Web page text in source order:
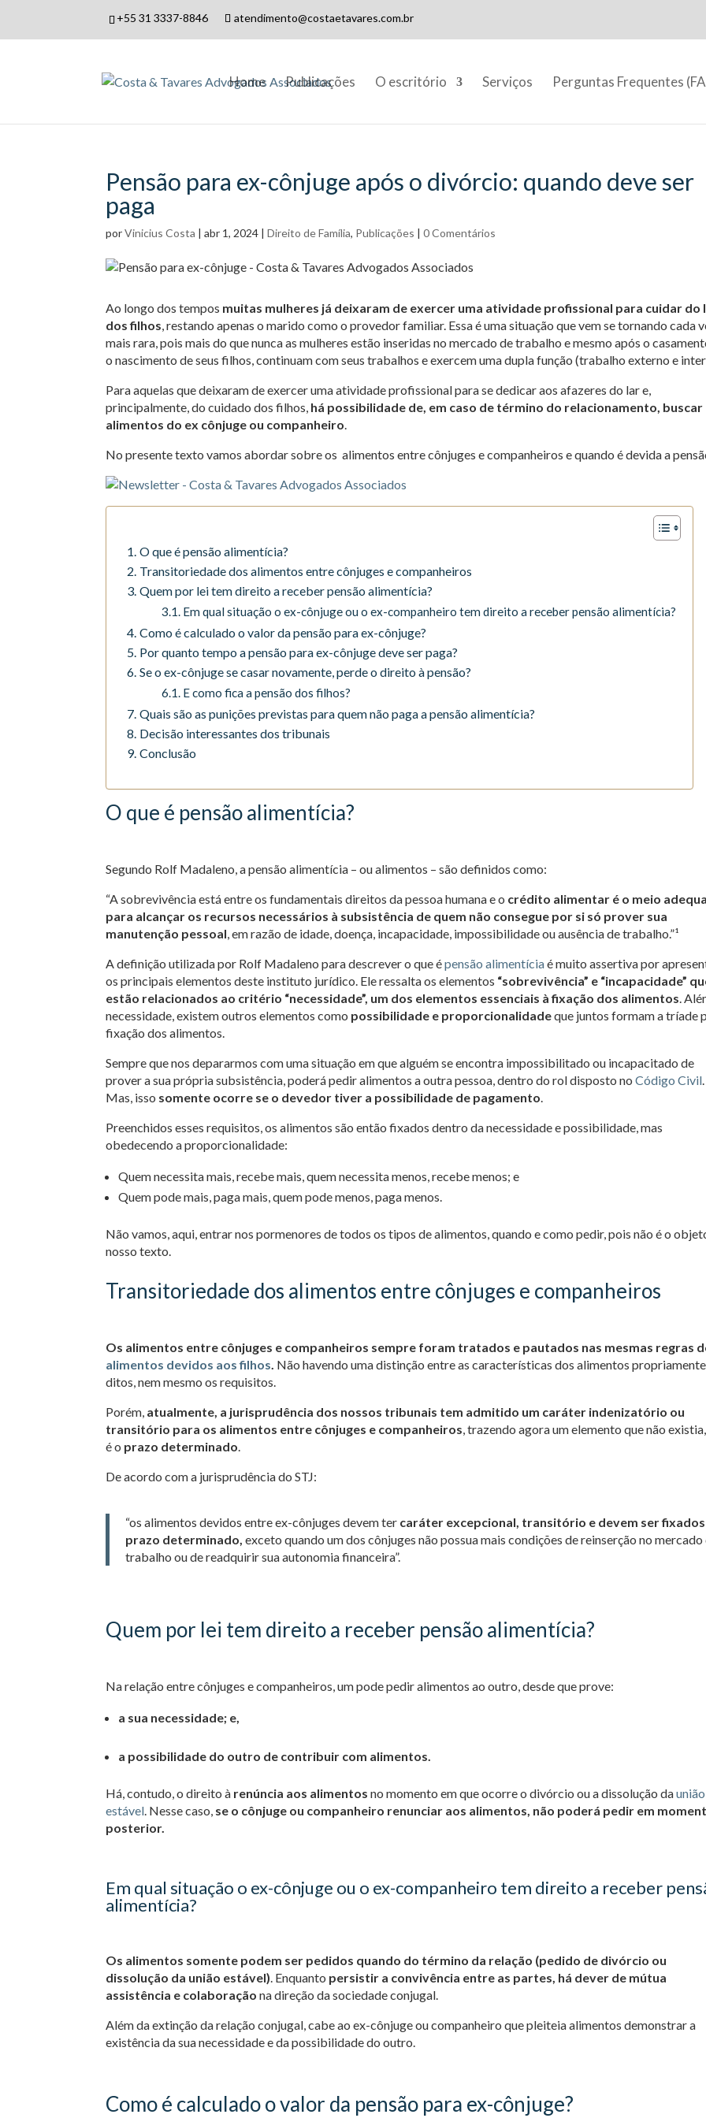
+55 31 3337-8846 atendimento@costaetavares.com.br
Home Publicações O escritório Serviços Perguntas Frequentes
Pensão para ex-cônjuge após o divórcio: quando deve ser
paga
porVinicius Costa |abr 1, 2024 |Direito de Família, Publicações |0 Comentários
Ao longo dos tempos muitas mulheres já deixaram de exercer uma atividade profissional para cuidar do
dos filhos, restando apenas o marido como o provedor familiar. Essa é uma situação que vem se tornando cada
mais rara, pois mais do que nunca as mulheres estão inseridas no mercado de trabalho e mesmo após o
o nascimento de seus filhos, continuam com seus trabalhos e exercem uma dupla função (trabalho externo e
Para aquelas que deixaram de exercer uma atividade profissional para se dedicar aos afazeres do lar e,
principalmente, do cuidado dos filhos, há possibilidade de, em caso de término do relacionamento, buscar
alimentos do ex cônjuge ou companheiro.
No presente texto vamos abordar sobre os alimentos entre cônjuges e companheiros e quando é devida a
O que é pensão alimentícia?
Transitoriedade dos alimentos entre cônjuges e companheiros
Quem por lei tem direito a receber pensão alimentícia?
Em qual situação o ex-cônjuge ou o ex-companheiro tem direito a receber pensão alimentícia?
Como é calculado o valor da pensão para ex-cônjuge?
Por quanto tempo a pensão para ex-cônjuge deve ser paga?
Se o ex-cônjuge se casar novamente, perde o direito à pensão?
E como fica a pensão dos filhos?
Quais são as punições previstas para quem não paga a pensão alimentícia?
Decisão interessantes dos tribunais
Conclusão
O que é pensão alimentícia?
Segundo Rolf Madaleno, a pensão alimentícia – ou alimentos – são definidos como:
“A sobrevivência está entre os fundamentais direitos da pessoa humana e o crédito alimentar é o meio
para alcançar os recursos necessários à subsistência de quem não consegue por si só prover sua
manutenção pessoal, em razão de idade, doença, incapacidade, impossibilidade ou ausência de trabalho.”¹
A definição utilizada por Rolf Madaleno para descrever o que épensão alimentíciaé muito assertiva por
os principais elementos deste instituto jurídico. Ele ressalta os elementos “sobrevivência” e “incapacidade”
estão relacionados ao critério “necessidade”, um dos elementos essenciais à fixação dos alimentos.
necessidade, existem outros elementos como possibilidade e proporcionalidadeque juntos formam a tríade
fixação dos alimentos.
Sempre que nos depararmos com uma situação em que alguém se encontra impossibilitado ou incapacitado de
prover a sua própria subsistência, poderá pedir alimentos a outra pessoa, dentro do rol disposto noCódigo Civil.
Mas, isso somente ocorre se o devedor tiver a possibilidade de pagamento.
Preenchidos esses requisitos, os alimentos são então fixados dentro da necessidade e possibilidade, mas
obedecendo a proporcionalidade:
Quem necessita mais, recebe mais, quem necessita menos, recebe menos; e
Quem pode mais, paga mais, quem pode menos, paga menos.
Não vamos, aqui, entrar nos pormenores de todos os tipos de alimentos, quando e como pedir, pois não é o
nosso texto.
Transitoriedade dos alimentos entre cônjuges e companheiros
Os alimentos entre cônjuges e companheiros sempre foram tratados e pautados nas mesmas regras
alimentos devidos aos filhos. Não havendo uma distinção entre as características dos alimentos propriamente
ditos, nem mesmo os requisitos.
Porém, atualmente, a jurisprudência dos nossos tribunais tem admitido um caráter indenizatório ou
transitório para os alimentos entre cônjuges e companheiros, trazendo agora um elemento que não
é o prazo determinado.
De acordo com a jurisprudência do STJ:
“os alimentos devidos entre ex-cônjuges devem ter caráter excepcional, transitório e devem ser
prazo determinado,exceto quando um dos cônjuges não possua mais condições de reinserção no mercado
trabalho ou de readquirir sua autonomia financeira”.
Quem por lei tem direito a receber pensão alimentícia?
Na relação entre cônjuges e companheiros, um pode pedir alimentos ao outro, desde que prove:
a sua necessidade; e,
a possibilidade do outro de contribuir com alimentos.
Há, contudo, o direito à renúncia aos alimentos no momento em que ocorre o divórcio ou a dissolução daunião
estável. Nesse caso, se o cônjuge ou companheiro renunciar aos alimentos, não poderá pedir em
posterior.
Em qual situação o ex-cônjuge ou o ex-companheiro tem direito a receber
alimentícia?
Os alimentos somente podem ser pedidos quando do término da relação (pedido de divórcio ou
dissolução da união estável). Enquanto persistir a convivência entre as partes, há dever de mútua
assistência e colaboração na direção da sociedade conjugal.
Além da extinção da relação conjugal, cabe ao ex-cônjuge ou companheiro que pleiteia alimentos demonstrar a
existência da sua necessidade e da possibilidade do outro.
Como é calculado o valor da pensão para ex-cônjuge?